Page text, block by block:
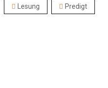
Lesung Predigt